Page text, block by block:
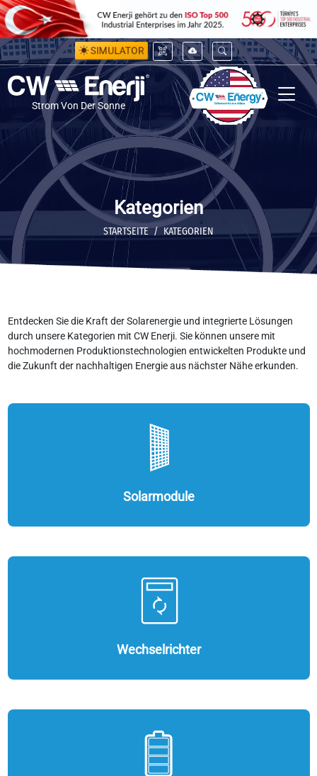
SIMULATOR
Strom Von Der Sonne
Kategorien
STARTSEITE KATEGORIEN
Entdecken Sie die Kraft der Solarenergie und integrierte Lösungen
durch unsere Kategorien mit CW Enerji. Sie können unsere mit
hochmodernen Produktionstechnologien entwickelten Produkte und
die Zukunft der nachhaltigen Energie aus nächster Nähe erkunden.
Solarmodule
Wechselrichter